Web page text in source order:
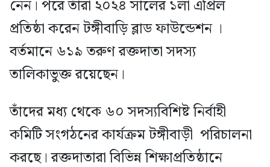
নেন। পরে তাঁরা ২০২৪ সালের ১লা এপ্রিল
প্রতিষ্ঠা করেন টঙ্গীবাড়ি ব্লাড ফাউন্ডেশন ।
বর্তমানে ৬১৯ তরুণ রক্তদাতা সদস্য
তালিকাভুক্ত রয়েছেন।
তাঁদের মধ্য থেকে ৬০ সদস্যবিশিষ্ট নির্বাহী
কমিটি সংগঠনের কার্যক্রম টঙ্গীবাড়ী পরিচালনা
করছে। রক্তদাতারা বিভিন্ন শিক্ষাপ্রতিষ্ঠানে